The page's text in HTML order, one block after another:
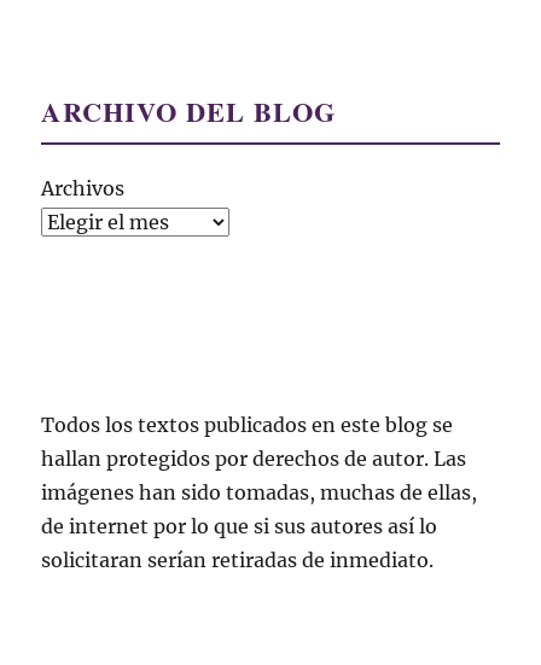
ARCHIVO DEL BLOG
Archivos
Todos los textos publicados en este blog se
hallan protegidos por derechos de autor. Las
imágenes han sido tomadas, muchas de ellas,
de internet por lo que si sus autores así lo
solicitaran serían retiradas de inmediato.